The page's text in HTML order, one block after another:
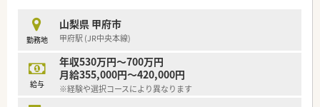
■育児休暇は3歳まで取得が可能で、時短制度は小学5年生まで
時短勤務ができるよう変更予定です。
■年間休日が120日とワークライフバランスが整っています
■日用品から常備薬まで、従業員割引制度など嬉しいメリットも
たくさんあります！
勤務地
山梨県 甲府市
甲府駅 (JR中央本線)
給与
年収530万円～700万円
月給355,000円～420,000円
※経験や選択コースにより異なります